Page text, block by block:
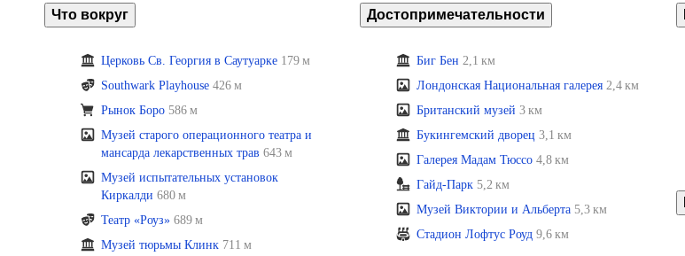
Что вокруг
Церковь Св. Георгия в Саутуарке 179 м
Southwark Playhouse 426 м
Рынок Боро 586 м
Музей старого операционного театра и
мансарда лекарственных трав 643 м
Музей испытательных установок
Киркалди 680 м
Театр «Роуз» 689 м
Музей тюрьмы Клинк 711 м
Достопримечательности
Биг Бен 2,1 км
Лондонская Национальная галерея 2,4 км
Британский музей 3 км
Букингемский дворец 3,1 км
Галерея Мадам Тюссо 4,8 км
Гайд-Парк 5,2 км
Музей Виктории и Альберта 5,3 км
Стадион Лофтус Роуд 9,6 км